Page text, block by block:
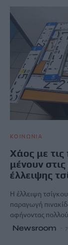
ΚΟΙΝΩΝΙΑ
Χάος με τις
μένουν
έλλειψης
Η έλλειψη
παραγωγή
αφήνοντας
Newsroom